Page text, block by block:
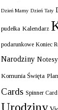
Dzień Mamy Dzień Taty
pudełka Kalendarz
podarunkowe Koniec
Narodziny Notesy
Komunia Święta
Cards Spinner Card
Urodziny